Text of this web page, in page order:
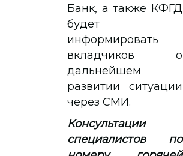
Банк, а также КФГД
будет
информировать
вкладчиков о
дальнейшем
развитии ситуации
через СМИ.
Консультации
специалистов по